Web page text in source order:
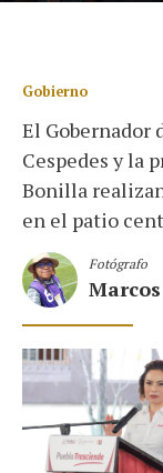
Gobierno
El Gobernador
Cespedes y la
Bonilla
en el patio
Fotógrafo